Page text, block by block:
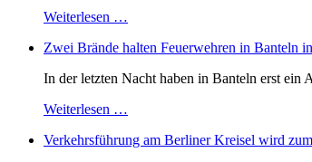
Weiterlesen …
Zwei Brände halten Feuerwehren in Banteln
In der letzten Nacht haben in Banteln erst ein
Weiterlesen …
Verkehrsführung am Berliner Kreisel wird